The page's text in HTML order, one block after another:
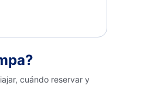
cuándo reservar y